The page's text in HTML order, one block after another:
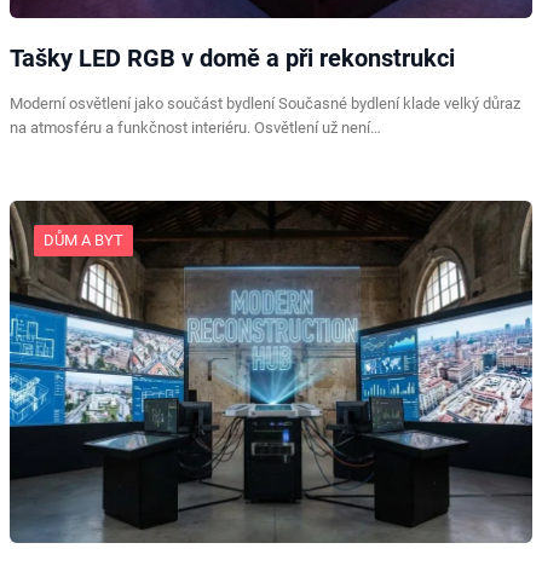
Tašky LED RGB v domě a při rekonstrukci
Moderní osvětlení jako součást bydlení Současné bydlení klade velký důraz
na atmosféru a funkčnost interiéru. Osvětlení už není…
DŮM A BYT